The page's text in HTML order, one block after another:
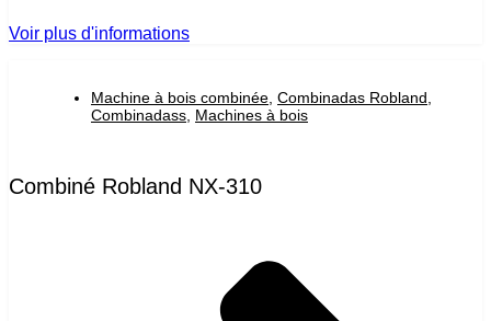
Voir plus d'informations
Machine à bois combinée, Combinadas Robland,
Combinadass, Machines à bois
Combiné Robland NX-310